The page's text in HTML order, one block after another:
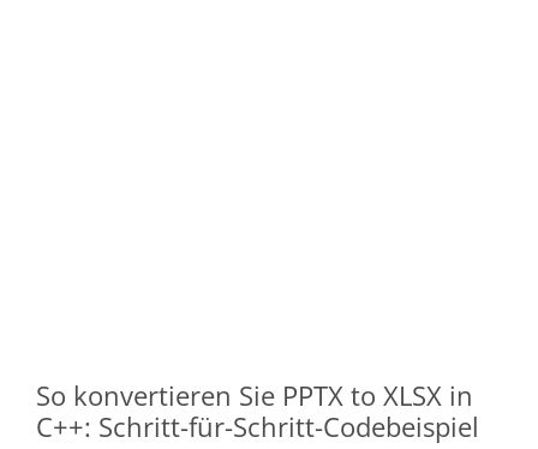
So konvertieren Sie PPTX to XLSX in
C++: Schritt-für-Schritt-Codebeispiel